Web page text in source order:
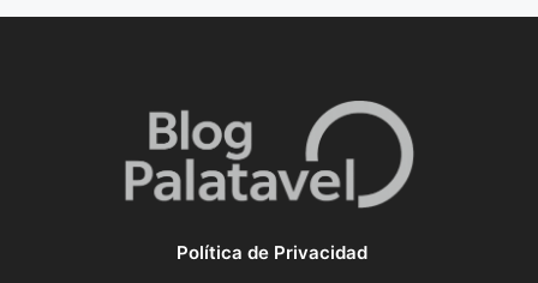
Política de Privacidad